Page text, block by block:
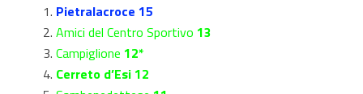
Pietralacroce 15
Amici del Centro Sportivo 13
Campiglione 12*
Cerreto d’Esi 12